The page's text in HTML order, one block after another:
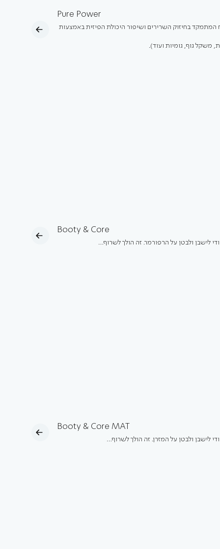
Pure Power
המתמקד בחיזוק השרירים ושיפור היכולת הפיזית באמצעות
משקל גוף, גומיות ועוד).
Booty & Core
לישבן ולבטן על הרפורמר. זה הולך לשרוף…
Booty & Core MAT
לישבן ולבטן על המזרן. זה הולך לשרוף…